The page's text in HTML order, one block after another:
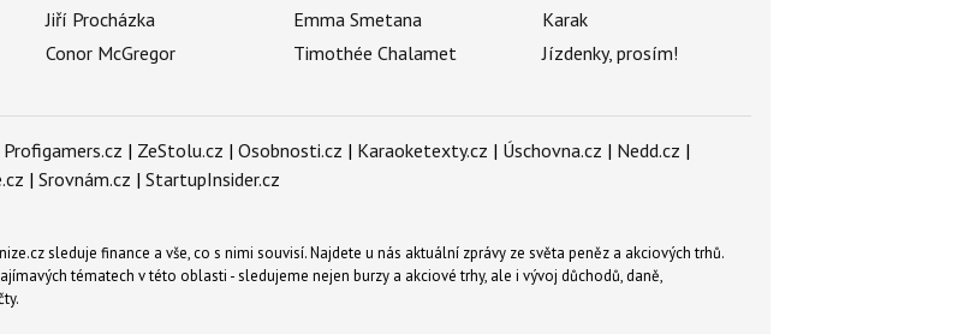
Jiří Procházka
Conor McGregor
Emma Smetana
Timothée Chalamet
Karak
Jízdenky, prosím!
Profigamers.cz | ZeStolu.cz | Osobnosti.cz | Karaoketexty.cz | Úschovna.cz | Nedd.cz |
| Srovnám.cz | StartupInsider.cz
sleduje finance a vše, co s nimi souvisí. Najdete u nás aktuální zprávy ze světa peněz a akciových trhů.
tématech v této oblasti - sledujeme nejen burzy a akciové trhy, ale i vývoj důchodů, daně,